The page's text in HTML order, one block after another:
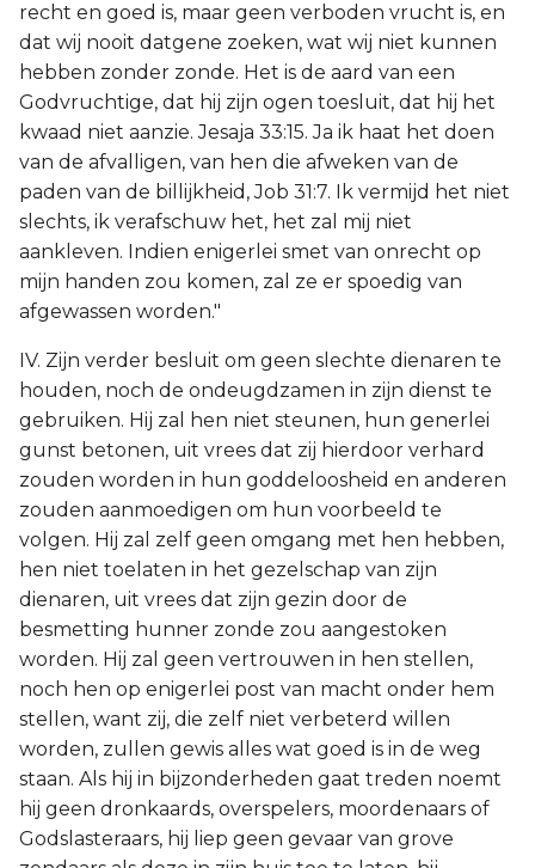
recht en goed is, maar geen verboden vrucht is, en
dat wij nooit datgene zoeken, wat wij niet kunnen
hebben zonder zonde. Het is de aard van een
Godvruchtige, dat hij zijn ogen toesluit, dat hij het
kwaad niet aanzie. Jesaja 33:15. Ja ik haat het doen
van de afvalligen, van hen die afweken van de
paden van de billijkheid, Job 31:7. Ik vermijd het niet
slechts, ik verafschuw het, het zal mij niet
aankleven. Indien enigerlei smet van onrecht op
mijn handen zou komen, zal ze er spoedig van
afgewassen worden."
IV. Zijn verder besluit om geen slechte dienaren te
houden, noch de ondeugdzamen in zijn dienst te
gebruiken. Hij zal hen niet steunen, hun generlei
gunst betonen, uit vrees dat zij hierdoor verhard
zouden worden in hun goddeloosheid en anderen
zouden aanmoedigen om hun voorbeeld te
volgen. Hij zal zelf geen omgang met hen hebben,
hen niet toelaten in het gezelschap van zijn
dienaren, uit vrees dat zijn gezin door de
besmetting hunner zonde zou aangestoken
worden. Hij zal geen vertrouwen in hen stellen,
noch hen op enigerlei post van macht onder hem
stellen, want zij, die zelf niet verbeterd willen
worden, zullen gewis alles wat goed is in de weg
staan. Als hij in bijzonderheden gaat treden noemt
hij geen dronkaards, overspelers, moordenaars of
Godslasteraars, hij liep geen gevaar van grove